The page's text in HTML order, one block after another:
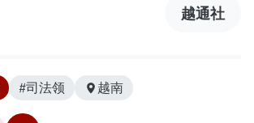
越通社
#司法领 越南